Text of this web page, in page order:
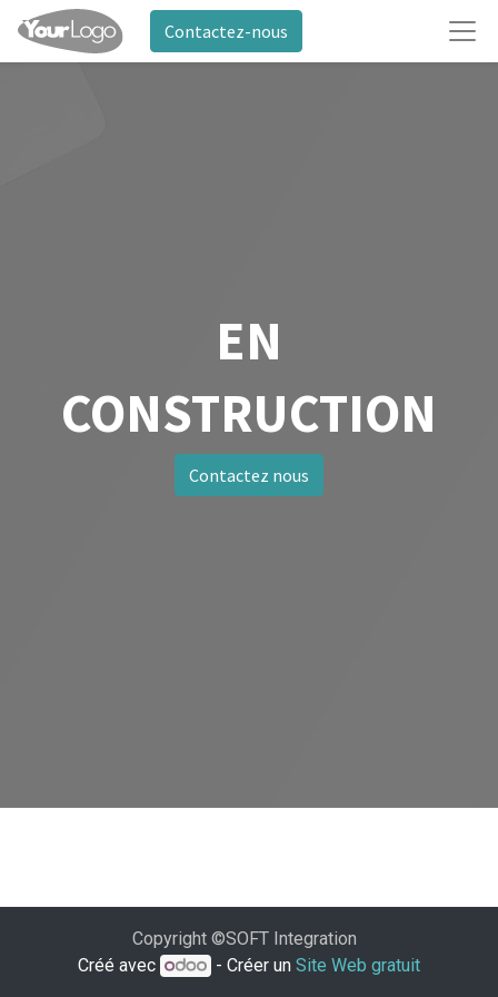
Contactez-nous
EN
CONSTRUCTION
Contactez nous
Copyright ©SOFT Integration
Créé avec
- Créer unSite Web gratuit